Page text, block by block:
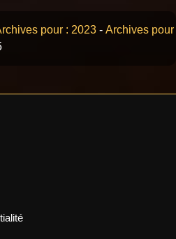
pour : 2023 - Archives pour